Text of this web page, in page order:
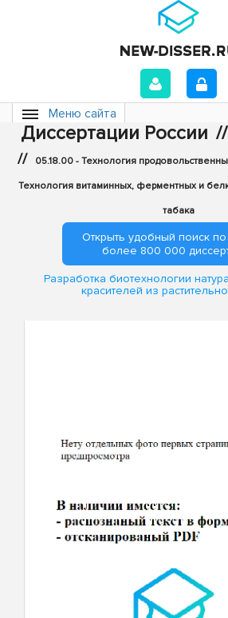
Меню сайта
Диссертации России //
// 05.18.00 - Технология
Технология витаминных, ферментных и
табака
Открыть удобный поиск по
более 800 000
Разработка биотехнологии
красителей из